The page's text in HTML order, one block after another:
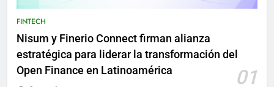
FINTECH
Nisum y Finerio Connect firman alianza
estratégica para liderar la transformación del
Open Finance en Latinoamérica
01